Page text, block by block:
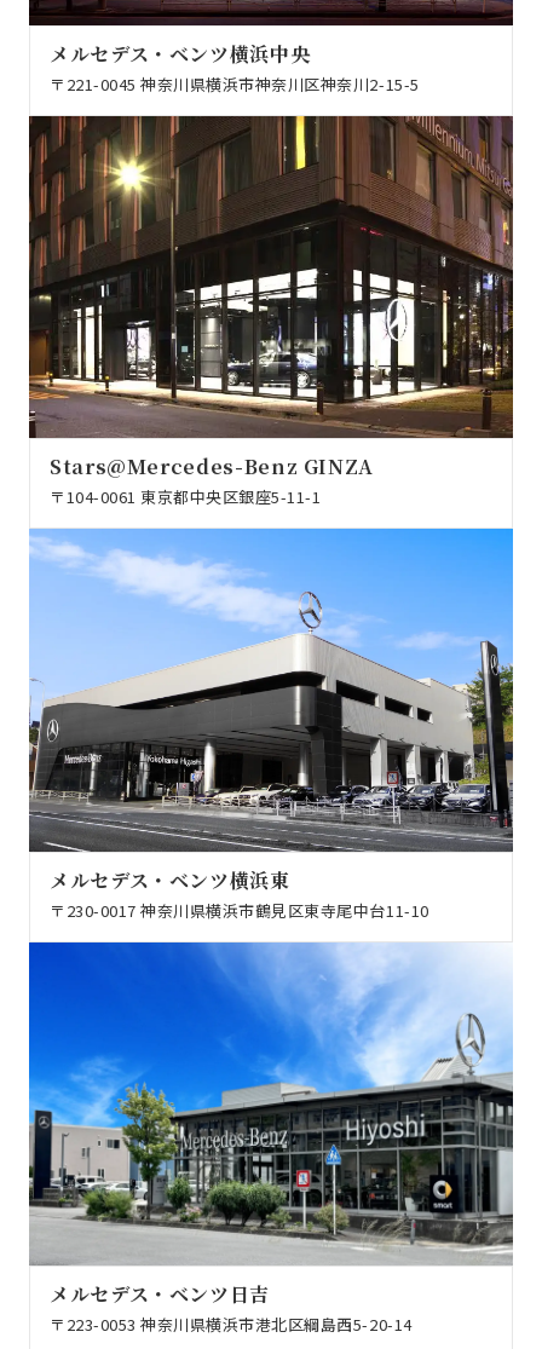
メルセデス・ベンツ横浜中央
〒221-0045 神奈川県横浜市神奈川区神奈川2-15-5
Stars@Mercedes-Benz GINZA
〒104-0061 東京都中央区銀座5-11-1
メルセデス・ベンツ横浜東
〒230-0017 神奈川県横浜市鶴見区東寺尾中台11-10
メルセデス・ベンツ日吉
〒223-0053 神奈川県横浜市港北区綱島西5-20-14